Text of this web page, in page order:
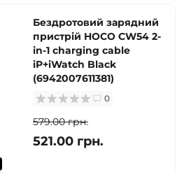
Бездротовий зарядний
пристрій HOCO CW54 2-
in-1 charging cable
iP+iWatch Black
(6942007611381)
0
579.00 грн.
521.00 грн.